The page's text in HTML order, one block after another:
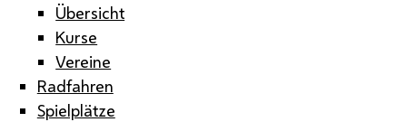
Übersicht
Kurse
Vereine
Radfahren
Spielplätze